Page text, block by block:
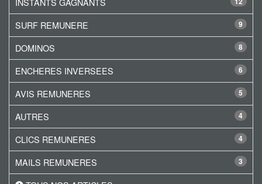
9
SURF REMUNERE
8
DOMINOS
6
ENCHERES INVERSEES
5
AVIS REMUNERES
4
AUTRES
4
CLICS REMUNERES
3
MAILS REMUNERES